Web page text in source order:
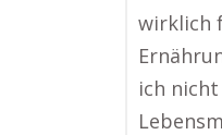
wirklich
ich